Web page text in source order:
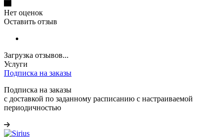
Нет оценок
Оставить отзыв
Загрузка отзывов...
Услуги
Подписка на заказы
Подписка на заказы
с доставкой по заданному расписанию с настраиваемой
периодичностью